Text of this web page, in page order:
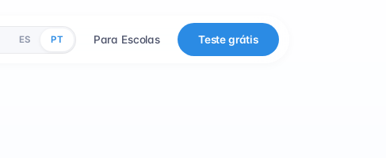
ES PT Para Escolas Teste grátis